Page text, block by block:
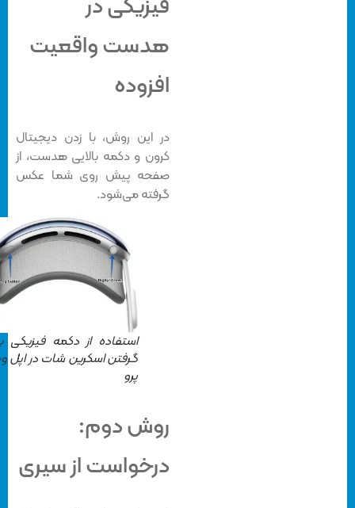
فیزیکی در
هدست واقعیت
افزوده
در این روش، با زدن دیجیتال
کرون و دکمه بالایی هدست، از
صفحه پیش روی شما عکس
گرفته می‌شود.
استفاده از دکمه فیزیکی برای
گرفتن اسکرین شات در اپل ویژن
روش دوم:
درخواست از سیری